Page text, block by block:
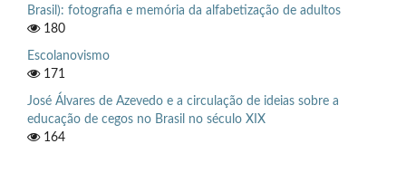
Brasil): fotografia e memória da alfabetização de adultos
180
Escolanovismo
171
José Álvares de Azevedo e a circulação de ideias sobre a
educação de cegos no Brasil no século XIX
164